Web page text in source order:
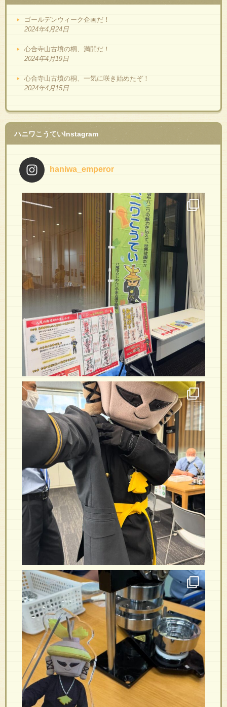
ゴールデンウィーク企画だ！
2024年4月24日
心合寺山古墳の桐、満開だ！
2024年4月19日
心合寺山古墳の桐、一気に咲き始めたぞ！
2024年4月15日
ハニワこうていInstagram
haniwa_emperor